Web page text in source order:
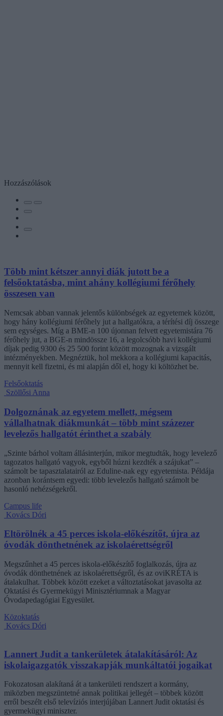
Hozzászólások
Több mint kétszer annyi diák jutott be a
felsőoktatásba, mint ahány kollégiumi férőhely
összesen van
Nemcsak abban vannak jelentős különbségek az egyetemek között,
hogy hány kollégiumi férőhely jut a hallgatókra, a térítési díj összege
sem egységes. Míg a BME-n 100 újonnan felvett egyetemistára 76
férőhely jut, a BGE-n mindössze 16, a legolcsóbb havi kollégiumi
díjak pedig 9300 és 25 500 forint között mozognak a vizsgált
intézményekben. Megnéztük, hol mekkora a kollégiumi kapacitás,
mennyit kell fizetni, és mi alapján dől el, hogy ki költözhet be.
Felsőoktatás
Szöllősi Anna
Dolgoznának az egyetem mellett, mégsem
vállalhatnak diákmunkát – több mint százezer
levelezős hallgatót érinthet a szabály
„Szinte bárhol voltam állásinterjún, mikor megtudták, hogy levelező
tagozatos hallgató vagyok, egyből húzni kezdték a szájukat” –
számolt be tapasztalatairól az Eduline-nak egy egyetemista. Példája
azonban korántsem egyedi: több levelezős hallgató számolt be
hasonló nehézségekről.
Campus life
Kovács Dóri
Eltörölnék a 45 perces iskola-előkészítőt, újra az
óvodák dönthetnének az iskolaérettségről
Megszűnhet a 45 perces iskola-előkészítő foglalkozás, újra az
óvodák dönthetnének az iskolaérettségről, és az oviKRÉTA is
átalakulhat. Többek között ezeket a változtatásokat javasolta az
Oktatási és Gyermekügyi Minisztériumnak a Magyar
Óvodapedagógiai Egyesület.
Közoktatás
Kovács Dóri
Lannert Judit a tankerületek átalakításáról: Az
iskolaigazgatók visszakapják munkáltatói jogaikat
Fokozatosan alakítaná át a tankerületi rendszert a kormány,
miközben megszüntetné annak politikai jellegét – többek között
erről beszélt első televíziós interjújában Lannert Judit oktatási és
gyermekügyi miniszter.